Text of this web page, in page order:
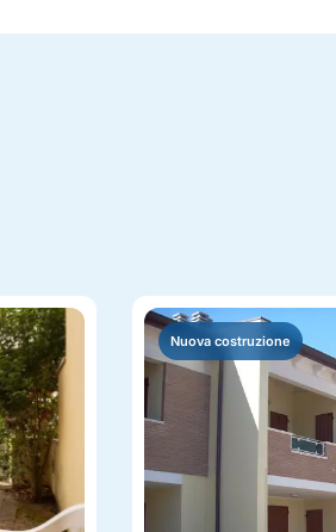
Nuova costruzione